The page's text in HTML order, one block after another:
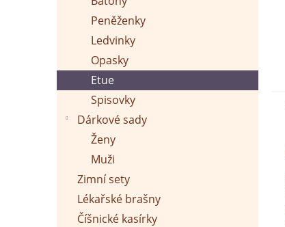
Peněženky
Ledvinky
Opasky
Etue
Spisovky
Dárkové sady
Ženy
Muži
Zimní sety
Lékařské brašny
Číšnické kasírky